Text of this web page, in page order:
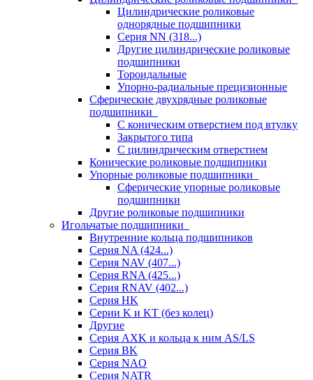
Цилиндрические роликовые
однорядные подшипники
Серия NN (318...)
Другие цилиндрические роликовые
подшипники
Тороидальные
Упорно-радиальные прецизионные
Сферические двухрядные роликовые
подшипники
С коническим отверстием под втулку
Закрытого типа
С цилиндрическим отверстием
Конические роликовые подшипники
Упорные роликовые подшипники
Сферические упорные роликовые
подшипники
Другие роликовые подшипники
Игольчатые подшипники
Внутренние кольца подшипников
Серия NA (424...)
Серия NAV (407...)
Серия RNA (425...)
Серия RNAV (402...)
Серия HK
Серии K и KT (без колец)
Другие
Серия AXK и кольца к ним AS/LS
Серия BK
Серия NAO
Серия NATR